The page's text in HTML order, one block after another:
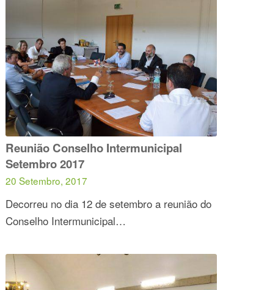
Reunião Conselho Intermunicipal
Setembro 2017
20 Setembro, 2017
Decorreu no dia 12 de setembro a reunião do
Conselho Intermunicipal…